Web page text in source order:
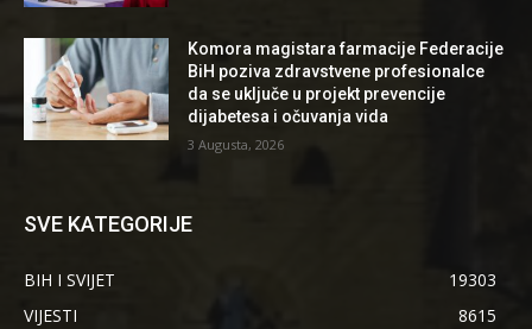
Komora magistara farmacije Federacije
BiH poziva zdravstvene profesionalce
da se uključe u projekt prevencije
dijabetesa i očuvanja vida
3 Augusta, 2026
SVE KATEGORIJE
BIH I SVIJET
19303
VIJESTI
8615